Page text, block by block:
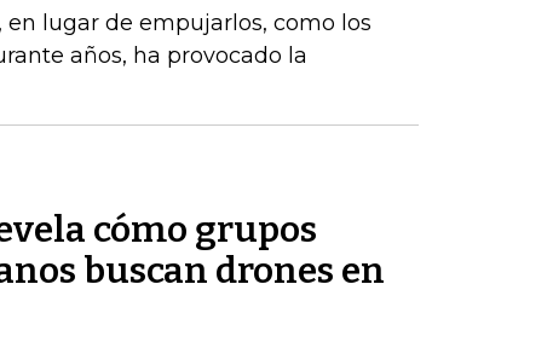
en lugar de empujarlos, como los
años, ha provocado la
cómo grupos
buscan drones en